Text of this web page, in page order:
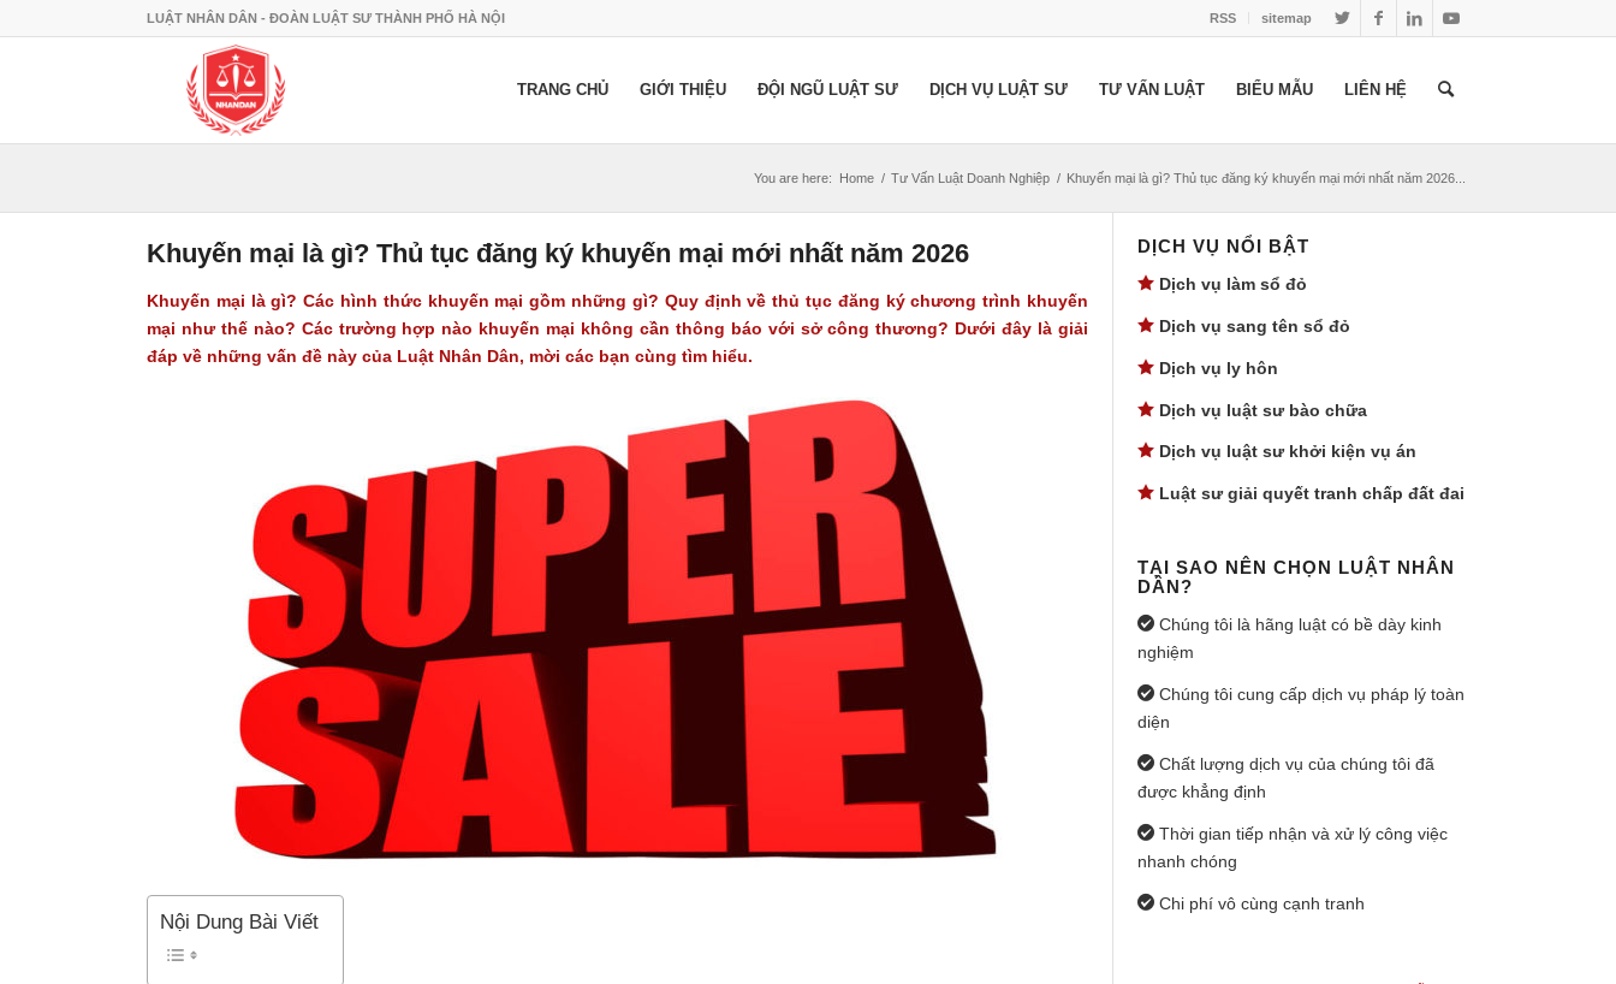
RSS sitemap
LUẬT NHÂN DÂN - ĐOÀN LUẬT SƯ THÀNH PHỐ HÀ NỘI
TRANG CHỦ GIỚI THIỆU ĐỘI NGŨ LUẬT SƯ DỊCH VỤ LUẬT SƯ TƯ VẤN LUẬT BIỂU MẪU LIÊN HỆ
You are here: Home / Tư Vấn Luật Doanh Nghiệp / Khuyến mại là gì? Thủ tục đăng ký khuyến mại mới nhất năm 2026...
Khuyến mại là gì? Thủ tục đăng ký khuyến mại mới nhất năm 2026
Khuyến mại là gì? Các hình thức khuyến mại gồm những gì? Quy định về thủ tục đăng ký chương trình khuyến
mại như thế nào? Các trường hợp nào khuyến mại không cần thông báo với sở công thương? Dưới đây là giải
đáp về những vấn đề này của Luật Nhân Dân, mời các bạn cùng tìm hiểu.
Nội Dung Bài Viết
DỊCH VỤ NỔI BẬT
Dịch vụ làm sổ đỏ
Dịch vụ sang tên sổ đỏ
Dịch vụ ly hôn
Dịch vụ luật sư bào chữa
Dịch vụ luật sư khởi kiện vụ án
Luật sư giải quyết tranh chấp đất đai
TẠI SAO NÊN CHỌN LUẬT NHÂN
DÂN?
Chúng tôi là hãng luật có bề dày kinh
nghiệm
Chúng tôi cung cấp dịch vụ pháp lý toàn
diện
Chất lượng dịch vụ của chúng tôi đã
được khẳng định
Thời gian tiếp nhận và xử lý công việc
nhanh chóng
Chi phí vô cùng cạnh tranh